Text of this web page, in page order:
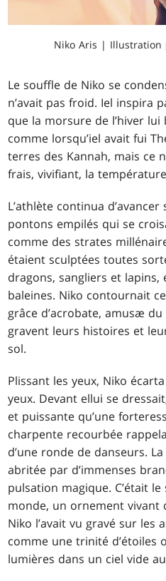
Niko Aris | Illustration
Le souffle de Niko se
n’avait pas froid. Iel inspira
que la morsure de l’hiver
comme lorsqu’iel avait fui
terres des Kannah, mais ce
frais, vivifiant, la
L’athlète continua
pontons empilés qui se
comme des strates
étaient sculptées toutes
dragons, sangliers et lapins,
baleines. Niko contournait
grâce d’acrobate, amusæ
gravent leurs histoires et
sol.
Plissant les yeux, Niko
yeux. Devant ellui se
et puissante qu’une
charpente recourbée
d’une ronde de danseurs.
abritée par d’immenses
pulsation magique. C’était
monde, un ornement
Niko l’avait vu gravé sur les
comme une trinité d’étoiles
lumières dans un ciel vide